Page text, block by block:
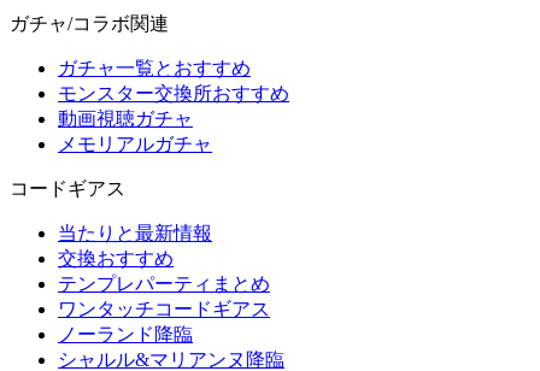
ガチャ/コラボ関連
ガチャ一覧とおすすめ
モンスター交換所おすすめ
動画視聴ガチャ
メモリアルガチャ
コードギアス
当たりと最新情報
交換おすすめ
テンプレパーティまとめ
ワンタッチコードギアス
ノーランド降臨
シャルル&マリアンヌ降臨